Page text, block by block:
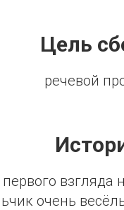
Цель
речевой
взгляда
очень